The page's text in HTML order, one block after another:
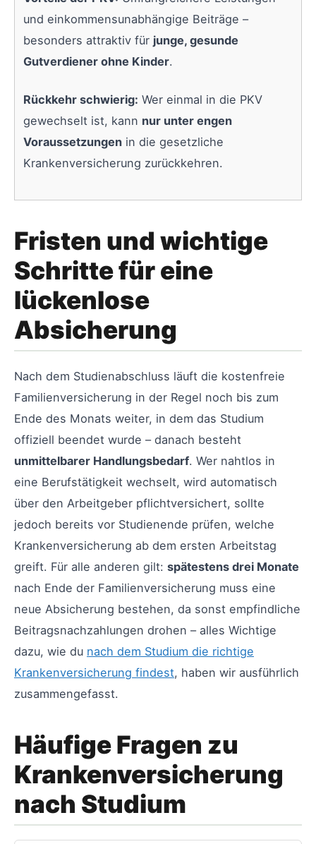
und einkommensunabhängige Beiträge –
besonders attraktiv für junge, gesunde
Gutverdiener ohne Kinder.
Rückkehr schwierig: Wer einmal in die PKV
gewechselt ist, kann nur unter engen
Voraussetzungen in die gesetzliche
Krankenversicherung zurückkehren.
Fristen und wichtige
Schritte für eine
lückenlose
Absicherung
Nach dem Studienabschluss läuft die kostenfreie
Familienversicherung in der Regel noch bis zum
Ende des Monats weiter, in dem das Studium
offiziell beendet wurde – danach besteht
unmittelbarer Handlungsbedarf. Wer nahtlos in
eine Berufstätigkeit wechselt, wird automatisch
über den Arbeitgeber pflichtversichert, sollte
jedoch bereits vor Studienende prüfen, welche
Krankenversicherung ab dem ersten Arbeitstag
greift. Für alle anderen gilt: spätestens drei Monate
nach Ende der Familienversicherung muss eine
neue Absicherung bestehen, da sonst empfindliche
Beitragsnachzahlungen drohen – alles Wichtige
dazu, wie du nach dem Studium die richtige
Krankenversicherung findest, haben wir ausführlich
zusammengefasst.
Häufige Fragen zu
Krankenversicherung
nach Studium